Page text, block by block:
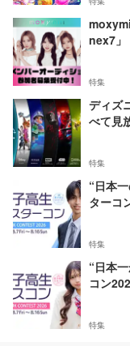
nex7」
特集
ディズ
べて見
特集
“日本
ターコ
特集
“日本
コン
特集